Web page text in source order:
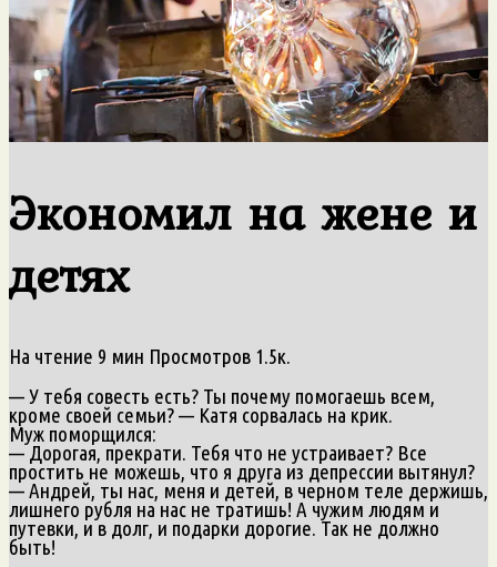
Экономил на жене и
детях
На чтение 9 мин Просмотров 1.5к.
— У тебя совесть есть? Ты почему помогаешь всем,
кроме своей семьи? — Катя сорвалась на крик.
Муж поморщился:
— Дорогая, прекрати. Тебя что не устраивает? Все
простить не можешь, что я друга из депрессии вытянул?
— Андрей, ты нас, меня и детей, в черном теле держишь,
лишнего рубля на нас не тратишь! А чужим людям и
путевки, и в долг, и подарки дорогие. Так не должно
быть!